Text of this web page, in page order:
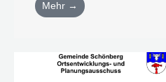
Mehr →